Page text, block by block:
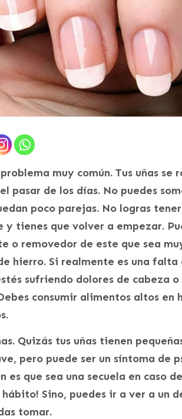
muy común. Tus uñas se
pasar de los días. No puedes
poco parejas. No logras
y tienes que volver a empezar.
o removedor de este que sea
hierro. Si realmente es una falta
sufriendo dolores de cabeza o
consumir alimentos altos en
Quizás tus uñas tienen
pero puede ser un síntoma de
que sea una secuela en caso
hábito! Sino, puedes ir a ver a un
tomar.